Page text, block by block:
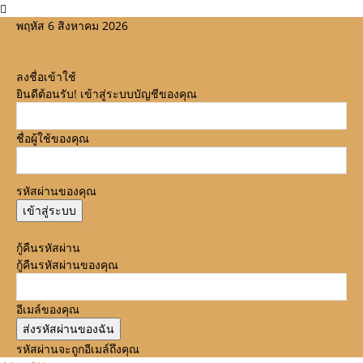
พฤหัส 6 สิงหาคม 2026
ลงชื่อเข้าใช้
ยินดีต้อนรับ! เข้าสู่ระบบบัญชีของคุณ
ชื่อผู้ใช้ของคุณ
รหัสผ่านของคุณ
กู้คืนรหัสผ่าน
กู้คืนรหัสผ่านของคุณ
อีเมล์ของคุณ
รหัสผ่านจะถูกอีเมล์ถึงคุณ